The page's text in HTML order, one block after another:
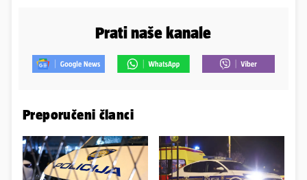
Prati naše kanale
Preporučeni članci